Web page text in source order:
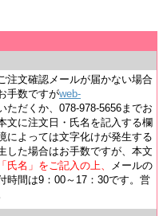
注文確認メールが届かない場合
手数ですがweb-
ただくか、078-978-5656までお
文に注文日・氏名を記入する欄
によっては文字化けが発生する
した場合はお手数ですが、本文
氏名」をご記入の上、
メールの
時間は9：00～17：30です。営